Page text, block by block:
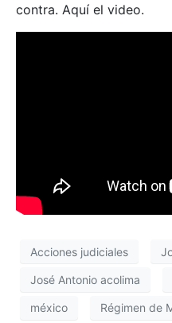
contra. Aquí el video.
Acciones judiciales
José Antonio acolima
méxico Régimen de